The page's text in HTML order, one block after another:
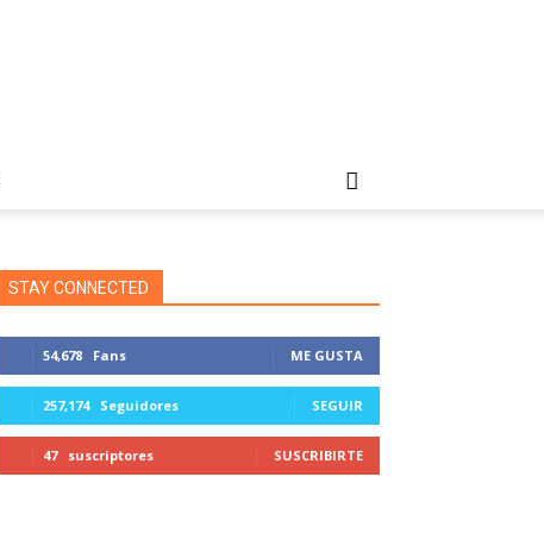
STAY CONNECTED
54,678 Fans ME GUSTA
257,174 Seguidores SEGUIR
47 suscriptores SUSCRIBIRTE